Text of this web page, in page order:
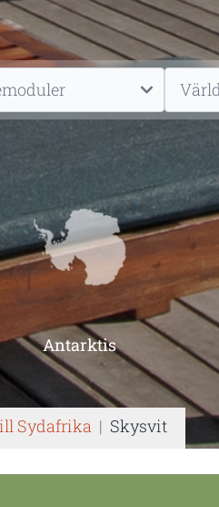
Antarktis
Sydafrika | Skysvit